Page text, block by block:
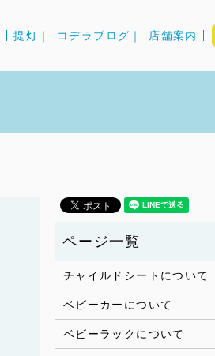
提灯｜ コデラブログ｜ 店舗案内
チャイルドシートについて
ベビーカーについて
ベビーラックについて